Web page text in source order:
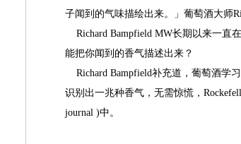
子闻到的气味描绘出来。」葡萄酒大师
Richard Bampfield MW长期以来一直
能把你闻到的香气描述出来？
Richard Bampfield补充道，葡萄酒学
识别出一兆种香气，无需惊慌，
journal )中。
编辑：